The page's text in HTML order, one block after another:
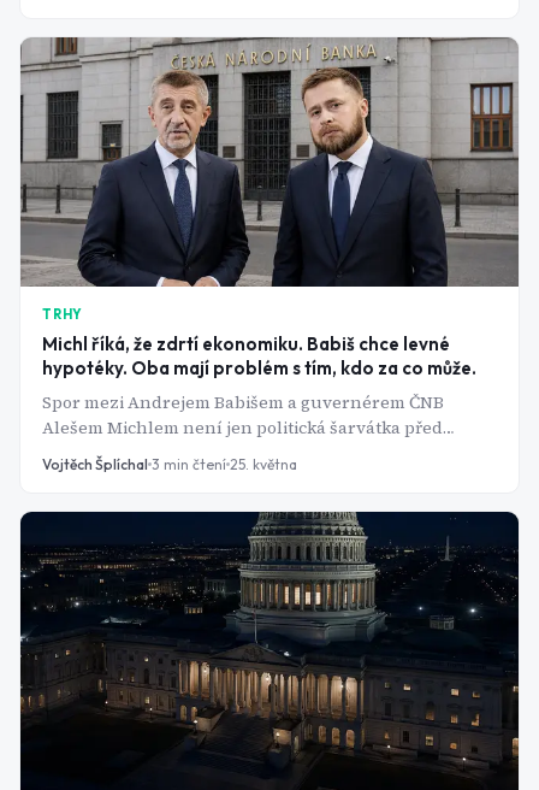
TRHY
Michl říká, že zdrtí ekonomiku. Babiš chce levné
hypotéky. Oba mají problém s tím, kdo za co může.
Spor mezi Andrejem Babišem a guvernérem ČNB
Alešem Michlem není jen politická šarvátka před
volbami. Je to střet dvou pohledů na to, k čemu vlastně
centrální banka slouží a jeden z nich je nebezpečně
Vojtěch Šplíchal 3 min čtení 25. května